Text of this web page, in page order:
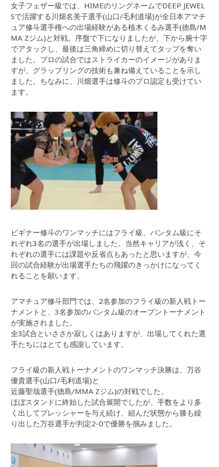
女子フェザー級では、HIMEのリングネームでDEEP JEWEL
Sで活躍する川畑名美子選手(山口/毛利道場)が全日本アマチ
ュア修斗選手権への出場経験がある植木くるみ選手(徳島/M
MA Zジム)と対戦。序盤で下になりましたが、下から腕十字
でアタックし、最後は三角締めに切り替えてタップを奪い
ました。プロの試合ではストライカーのイメージがありま
すが、グラップリングの技術も兼ね備えていることを示し
ました。ちなみに、川畑選手は修斗のプロ認定も受けてい
ます。
ビギナー修斗のワンマッチにはフライ級、バンタム級にそ
れぞれ3名の選手が出場しました。当然キャリアが浅く、そ
れぞれの選手には課題や反省点もあったと思いますが、今
回の試合経験が出場選手たちの飛躍のきっかけになってく
れることを願います。
アマチュア修斗部門では、2名参加のフライ級の新人戦トー
ナメントと、3名参加のバンタム級のオープントーナメント
が実施されました。
全3試合といささか寂しくはありますが、出場してくれた選
手たちにはとても感謝しています。
フライ級の新人戦トーナメントのワンマッチ決勝は、万谷
優貴選手(山口/毛利道場)と
近藤聖哉選手(徳島/MMA Zジム)の対戦でした。
ほぼスタンドに終始した試合展開でしたが、手数をより多
く出してプレッシャーを与え続け、組んだ状態から膝も繰
り出した万谷選手が判定2-0で優勝を掴みました。